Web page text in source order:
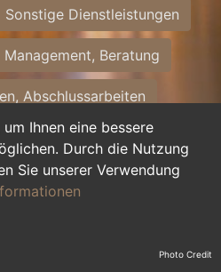
Ihnen eine bessere
Durch die Nutzung
Sie unserer Verwendung
Sonstige Dienstleistungen
Management, Beratung
Abschlussarbeiten
Sekretariat
Nebenjobs
duale Ausbildung Photo Credit